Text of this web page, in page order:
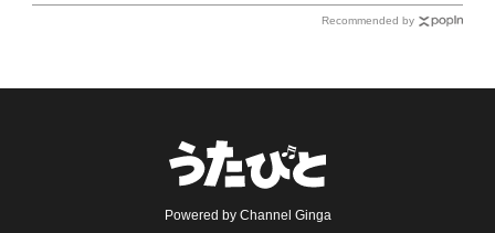
Recommended by
Powered by Channel Ginga